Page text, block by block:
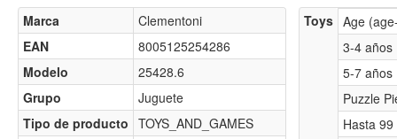
Marca
Clementoni
EAN
8005125254286
Modelo
25428.6
Grupo
Juguete
Tipo de producto TOYS_AND_GAMES
Toys Age
3-4 años
5-7 años
Puzzle
Hasta